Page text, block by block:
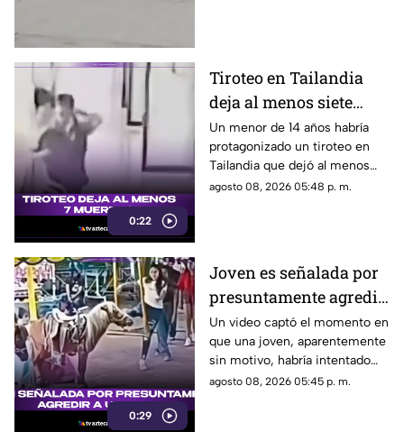
0:22
Tiroteo en Tailandia
deja al menos siete
muertos
Un menor de 14 años habría
protagonizado un tiroteo en
Tailandia que dejó al menos
siete personas muertas, entre
agosto 08, 2026 05:48 p. m.
0:29
Joven es señalada por
presuntamente agredir
a un pony en feria de
Pueblo Mágico
Un video captó el momento en
que una joven, aparentemente
sin motivo, habría intentado
agredir a un pequeño pony.
agosto 08, 2026 05:45 p. m.